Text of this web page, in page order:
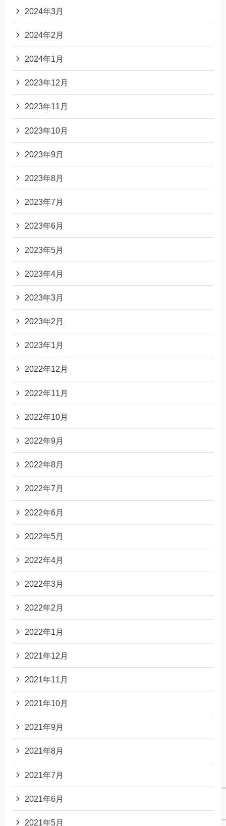
2024年3月
2024年2月
2024年1月
2023年12月
2023年11月
2023年10月
2023年9月
2023年8月
2023年7月
2023年6月
2023年5月
2023年4月
2023年3月
2023年2月
2023年1月
2022年12月
2022年11月
2022年10月
2022年9月
2022年8月
2022年7月
2022年6月
2022年5月
2022年4月
2022年3月
2022年2月
2022年1月
2021年12月
2021年11月
2021年10月
2021年9月
2021年8月
2021年7月
2021年6月
2021年5月